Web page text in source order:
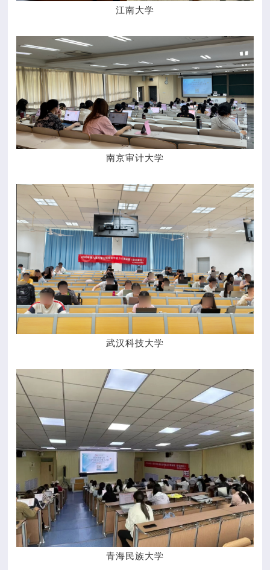
江南大学
南京审计大学
武汉科技大学
青海民族大学